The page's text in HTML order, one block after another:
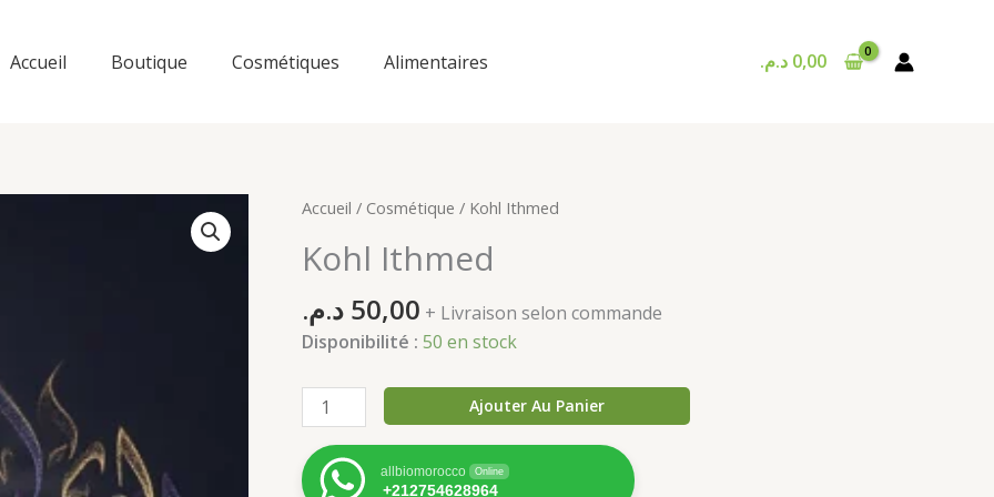
Accueil Boutique Cosmétiques Alimentaires 0,00 د.م.
Accueil / Cosmétique / Kohl Ithmed
Kohl Ithmed
50,00 د.م.
+ Livraison selon commande
Disponibilité : 50 en stock
quantité
de
Kohl
Ithmed
Ajouter Au Panier
allbiomorocco Online
+212754628964